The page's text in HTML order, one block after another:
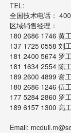
TEL:
全国技术电话：
区域销售经理：
180 2686 1746 黄
137 1725 0558 刘
181 2400 5674 罗
181 1634 2554 陈
189 2600 4899 谢
180 2686 1246 伍
177 5284 2860 罗
189 6157 1300 高
Email: